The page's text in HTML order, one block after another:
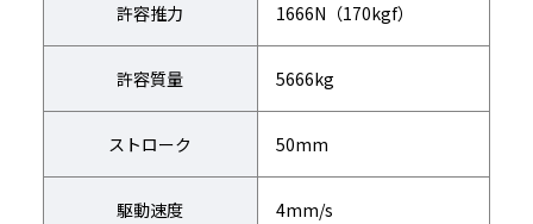
許容推力 1666N（170kgf）
許容質量 5666kg
ストローク 50mm
駆動速度 4mm/s